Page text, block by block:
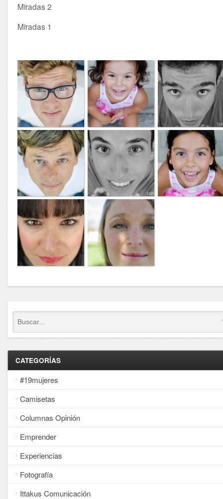
Miradas 2
Miradas 1
CATEGORÍAS
#19mujeres
Camisetas
Columnas Opinión
Emprender
Experiencias
Fotografía
Ittakus Comunicación